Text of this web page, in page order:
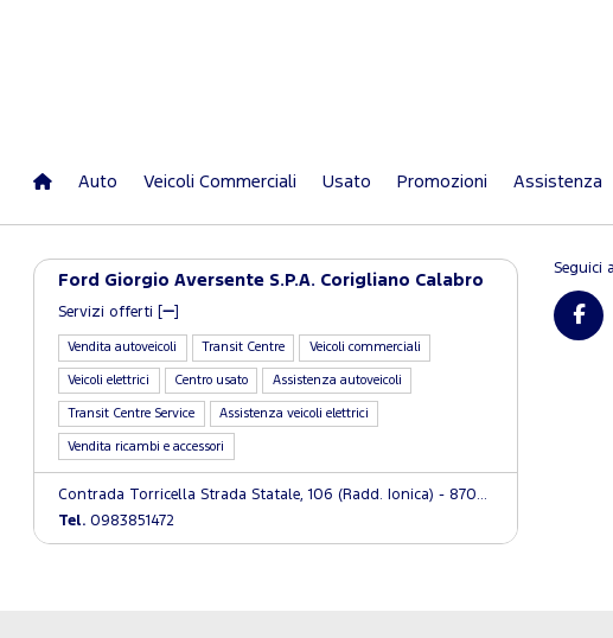
Auto Veicoli Commerciali Usato Promozioni Assistenza
Ford Giorgio Aversente S.P.A. Corigliano Calabro
Servizi offerti [
Vendita autoveicoli Transit Centre Veicoli commerciali
Veicoli elettrici Centro usato Assistenza autoveicoli
Transit Centre Service Assistenza veicoli elettrici
Vendita ricambi e accessori
Tel. 0983851472
Seguici